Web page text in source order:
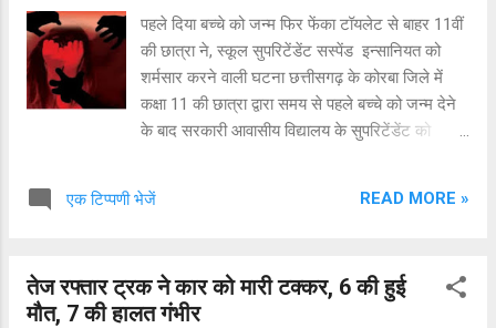
लल्ली, उसके चाचा हरप्रीत सिंह साथ ही कुछ अन्य लोग
पहले से ही वहां मौजूद थे. सभी लोग आपस में बात कर रहे
थे. इसी दौरान दोनों पक्षों में विवाद हो गया। इसी बीच
जरनैल सिंह और जसपाल सिंह ने अपनी गाड़ी में रखी 12
बोर की बंदूक से प्रभजोत सिंह की हत्या करने की नियत से
उसके ऊपर फायरिंग कर दी और इसके बाद वह सभी लो...
पहले दिया बच्चे को जन्म फिर फेंका टॉयलेट से बाहर 11वीं
की छात्रा ने, स्कूल सुपरिटेंडेंट सस्पेंड इन्सानियत को
शर्मसार करने वाली घटना छत्तीसगढ़ के कोरबा जिले में
कक्षा 11 की छात्रा द्वारा समय से पहले बच्चे को जन्म देने
के बाद सरकारी आवासीय विद्यालय के सुपरिटेंडेंट को
छत्तीसगढ़ के कोरबा जिले में कक्षा 11 की छात्रा द्वारा समय
गर्भावस्था के सातवें या आठवें महीने में जन्मी बच्ची की हालत
गंभीर बताई गई है। एक अधिकारी ने बताया कि पोड़ी गांव
एक टिप्पणी भेजें READ MORE »
तेज रफ्तार ट्रक ने कार को मारी टक्कर, 6 की हुई
मौत, 7 की हालत गंभीर